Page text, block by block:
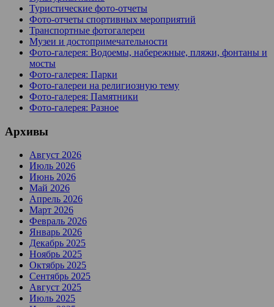
Туристические фото-отчеты
Фото-отчеты спортивных мероприятий
Транспортные фотогалереи
Музеи и достопримечательности
Фото-галерея: Водоемы, набережные, пляжи, фонтаны и
мосты
Фото-галерея: Парки
Фото-галереи на религиозную тему
Фото-галерея: Памятники
Фото-галерея: Разное
Архивы
Август 2026
Июль 2026
Июнь 2026
Май 2026
Апрель 2026
Март 2026
Февраль 2026
Январь 2026
Декабрь 2025
Ноябрь 2025
Октябрь 2025
Сентябрь 2025
Август 2025
Июль 2025